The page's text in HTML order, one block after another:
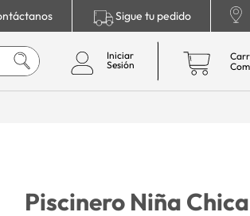
Sigue tu pedido
Piscinero Niña